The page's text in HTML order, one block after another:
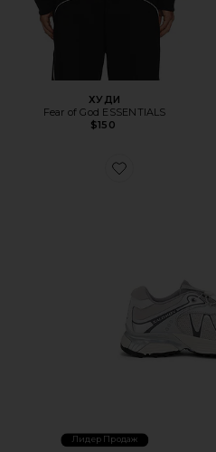
ХУДИ
Fear of God ESSENTIALS
$150
Favorite
Лидер Продаж